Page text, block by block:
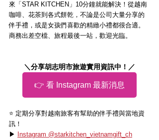
來「STAR KITCHEN」10分鐘就能解決！從越南
咖啡、花茶到各式餅乾，不論是公司大量分享的
伴手禮，或是女孩們喜歡的精緻小禮都很合適。
商務出差空檔、旅程最後一站，歡迎光臨。
＼分享胡志明市旅遊實用資訊中！／
👉 看 Instagram 最新消息
⭐️ 定期分享對越南旅客有幫助的伴手禮與當地資
訊！
▶
Instagram @starkitchen_vietnamgift_ch